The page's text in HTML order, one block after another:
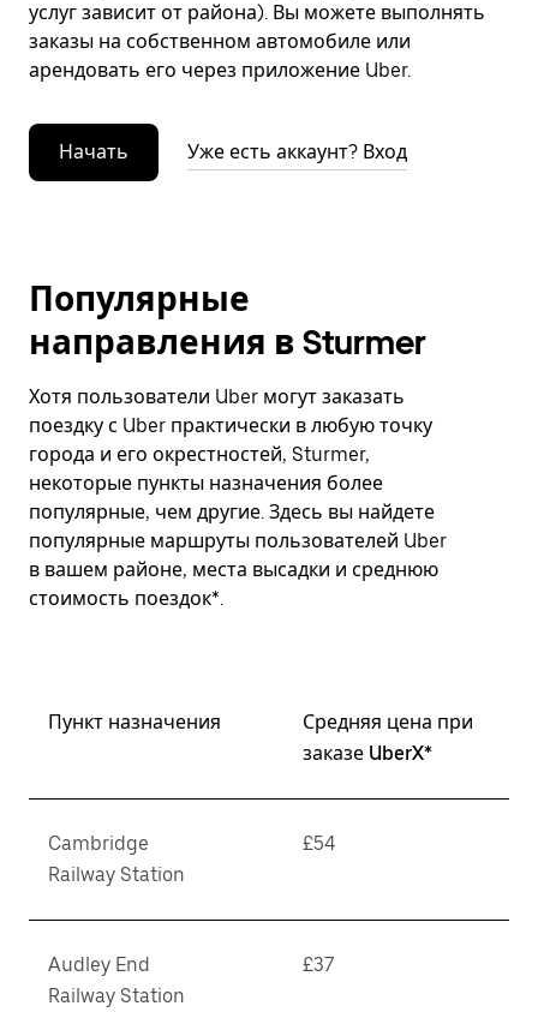
услуг зависит от района). Вы можете выполнять
заказы на собственном автомобиле или
арендовать его через приложение Uber.
Начать Уже есть аккаунт? Вход
Популярные
направления в Sturmer
Хотя пользователи Uber могут заказать
поездку с Uber практически в любую точку
города и его окрестностей, Sturmer,
некоторые пункты назначения более
популярные, чем другие. Здесь вы найдете
популярные маршруты пользователей Uber
в вашем районе, места высадки и среднюю
стоимость поездок*.
Пункт назначения
Средняя цена при
заказе UberX*
Cambridge
Railway Station
£54
Audley End
Railway Station
£37